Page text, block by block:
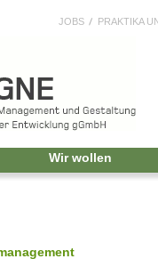
JOBS PRAKTIKA
Wir wollen